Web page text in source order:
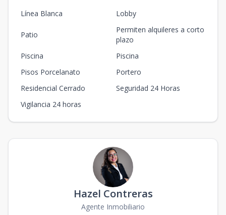
Línea Blanca
Lobby
Patio
Permiten alquileres a corto
plazo
Piscina
Piscina
Pisos Porcelanato
Portero
Residencial Cerrado
Seguridad 24 Horas
Vigilancia 24 horas
Hazel Contreras
Agente Inmobiliario